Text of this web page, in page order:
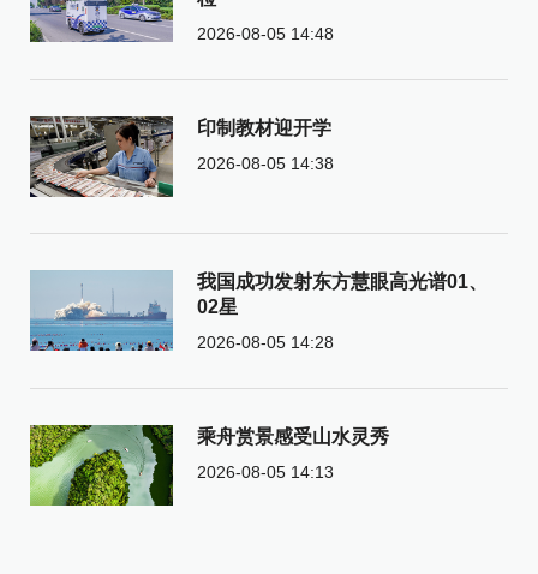
2026-08-05 14:48
印制教材迎开学
2026-08-05 14:38
我国成功发射东方慧眼高光谱01、
02星
2026-08-05 14:28
乘舟赏景感受山水灵秀
2026-08-05 14:13